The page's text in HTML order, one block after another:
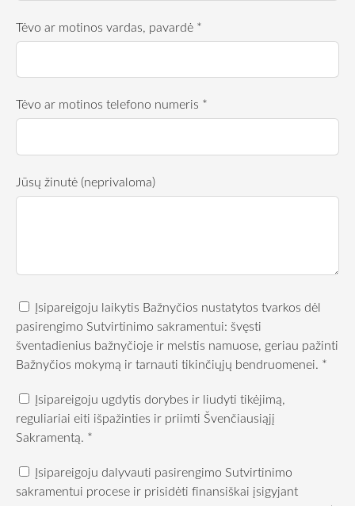
Tėvo ar motinos vardas, pavardė *
Tėvo ar motinos telefono numeris *
Jūsų žinutė (neprivaloma)
Įsipareigoju laikytis Bažnyčios nustatytos tvarkos dėl
pasirengimo Sutvirtinimo sakramentui: švęsti
šventadienius bažnyčioje ir melstis namuose, geriau pažinti
Bažnyčios mokymą ir tarnauti tikinčiųjų bendruomenei. *
Įsipareigoju ugdytis dorybes ir liudyti tikėjimą,
reguliariai eiti išpažinties ir priimti Švenčiausiąjį
Sakramentą. *
Įsipareigoju dalyvauti pasirengimo Sutvirtinimo
sakramentui procese ir prisidėti finansiškai įsigyjant